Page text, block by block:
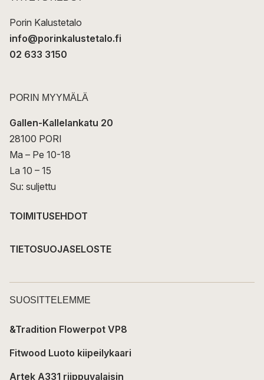
Porin Kalustetalo
info@porinkalustetalo.fi
02 633 3150
PORIN MYYMÄLÄ
Gallen-Kallelankatu 20
28100 PORI
Ma – Pe 10-18
La 10 – 15
Su: suljettu
TOIMITUSEHDOT
TIETOSUOJASELOSTE
SUOSITTELEMME
&Tradition Flowerpot VP8
Fitwood Luoto kiipeilykaari
Artek A331 riippuvalaisin